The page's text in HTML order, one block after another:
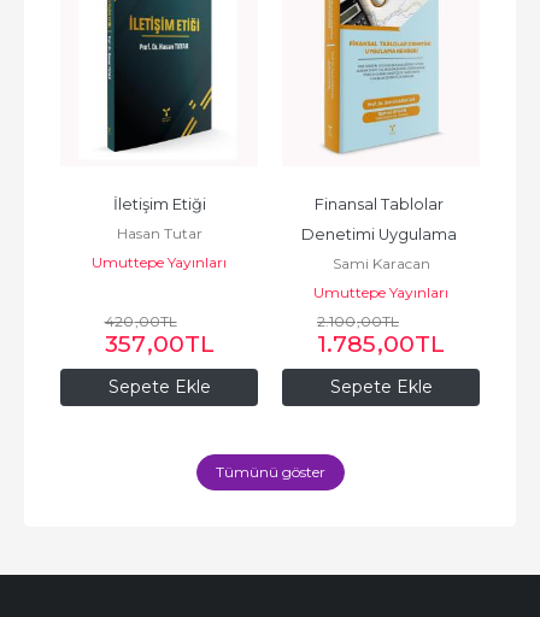
Sepete Ekle
İletişim Etiği
Hasan Tutar
Umuttepe Yayınları
420,00TL
357,00TL
Sepete Ekle
Finansal Tablolar
Denetimi Uygulama
Rehberi
Sami Karacan
Umuttepe Yayınları
2.100,00TL
1.785,00TL
Tümünü göster